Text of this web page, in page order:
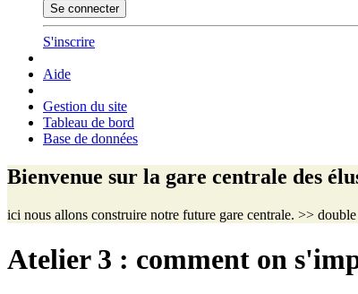
S'inscrire
Aide
Gestion du site
Tableau de bord
Base de données
Bienvenue sur la gare centrale des
ici nous allons construire notre future gare centrale. >>
Atelier 3 : comment on